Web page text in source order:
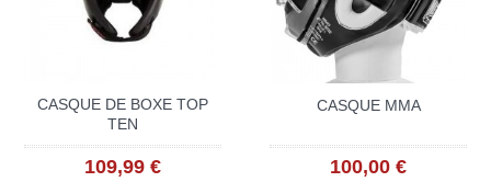
CASQUE DE BOXE TOP
TEN
109,99 €
CASQUE MMA
100,00 €